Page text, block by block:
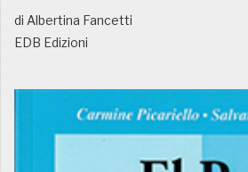
di Albertina Fancetti
EDB Edizioni